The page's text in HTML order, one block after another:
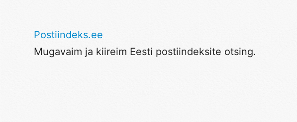
Postiindeks.ee
Mugavaim ja kiireim Eesti postiindeksite otsing.